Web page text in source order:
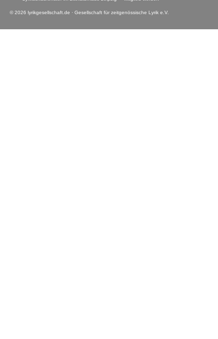
© 2026 lyrikgesellschaft.de · Gesellschaft für zeitgenössische Lyrik e.V.